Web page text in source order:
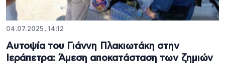
04.07.2025, 14:12
Αυτοψία του Γιάννη Πλακιωτάκη στην
Ιεράπετρα: Άμεση αποκατάσταση των ζημιών